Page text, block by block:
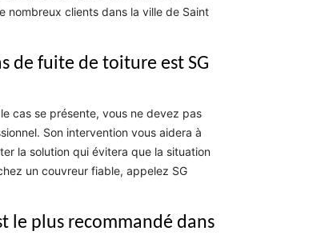
nombreux clients dans la ville de Saint
de fuite de toiture est SG
cas se présente, vous ne devez pas
Son intervention vous aidera à
la solution qui évitera que la situation
un couvreur fiable, appelez SG
le plus recommandé dans